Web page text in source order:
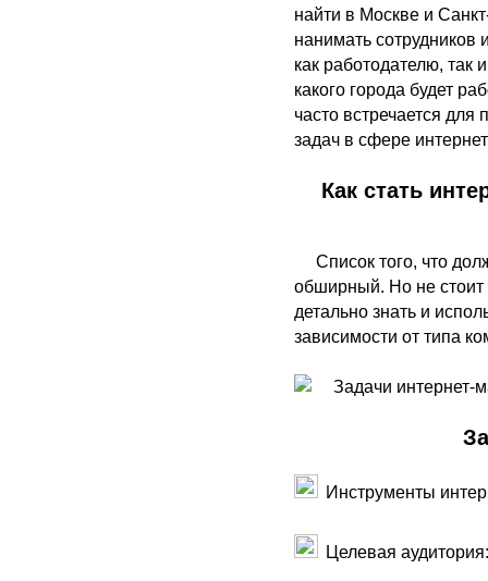
найти в Москве и
нанимать сотрудников
как работодателю, так
какого города будет
часто встречается
задач в сфере
Как стать
Список того, что
обширный. Но не стоит
детально знать и
зависимости от типа
Инструменты
Целевая